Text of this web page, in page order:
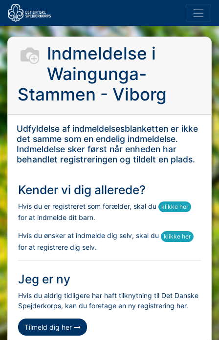
Indmeldelse i
Waingunga-
Stammen - Viborg
Udfyldelse af indmeldelsesblanketten er ikke
det samme som en endelig indmeldelse.
Indmeldelse sker først når enheden har
behandlet registreringen og tildelt en plads.
Kender vi dig allerede?
Hvis du er registreret som forælder, skal du klikke her
for at indmelde dit barn.
Hvis du ønsker at indmelde dig selv, skal du klikke her
for at registrere dig selv.
Jeg er ny
Hvis du aldrig tidligere har haft tilknytning til Det Danske
Spejderkorps, kan du foretage en ny registrering her.
Tilmeld dig her